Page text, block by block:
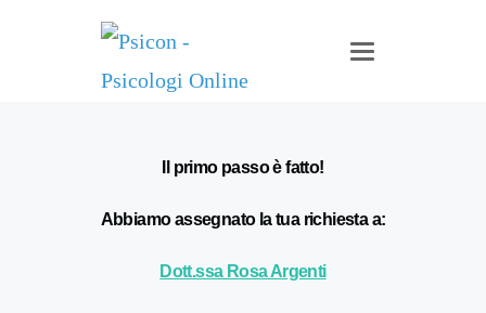
Navigazione a
Il primo passo è fatto!
Abbiamo assegnato la tua richiesta a:
Dott.ssa Rosa Argenti